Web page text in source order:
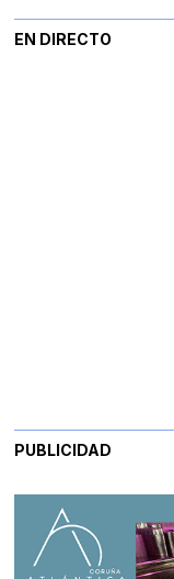
EN DIRECTO
PUBLICIDAD